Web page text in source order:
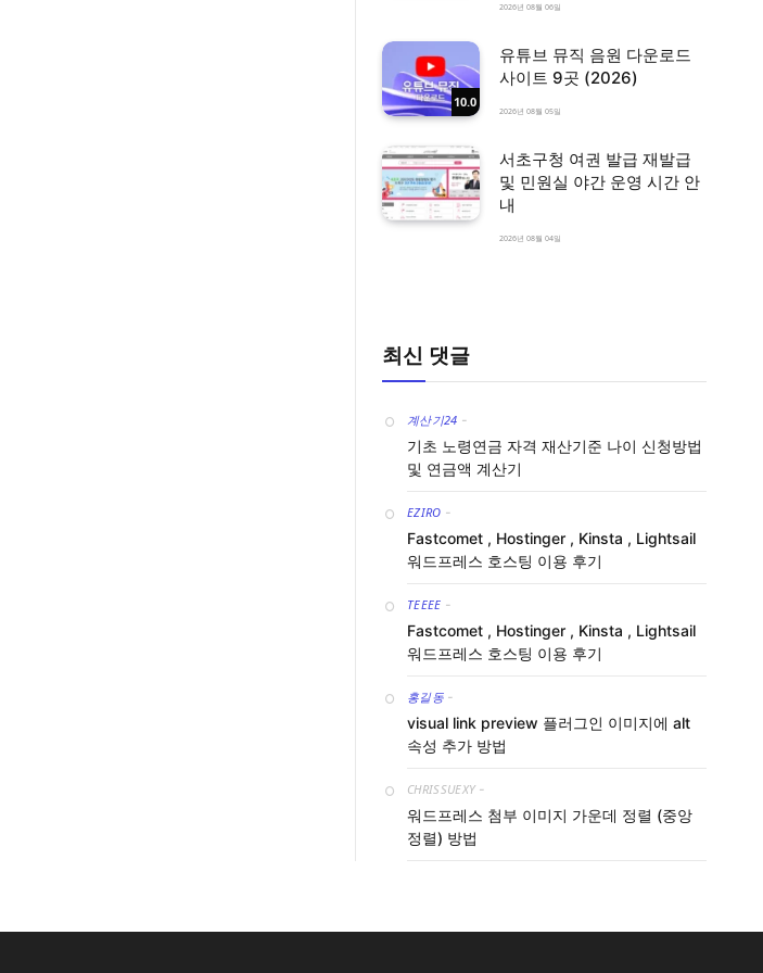
2026년 08월 06일
10.0
유튜브 뮤직 음원 다운로드
사이트 9곳 (2026)
2026년 08월 05일
서초구청 여권 발급 재발급
및 민원실 야간 운영 시간 안
내
2026년 08월 04일
최신 댓글
계산기24 -
기초 노령연금 자격 재산기준 나이 신청방법
및 연금액 계산기
EZIRO -
Fastcomet , Hostinger , Kinsta , Lightsail
워드프레스 호스팅 이용 후기
TEEEE -
Fastcomet , Hostinger , Kinsta , Lightsail
워드프레스 호스팅 이용 후기
홍길동 -
visual link preview 플러그인 이미지에 alt
속성 추가 방법
CHRISSUEXY -
워드프레스 첨부 이미지 가운데 정렬 (중앙
정렬) 방법